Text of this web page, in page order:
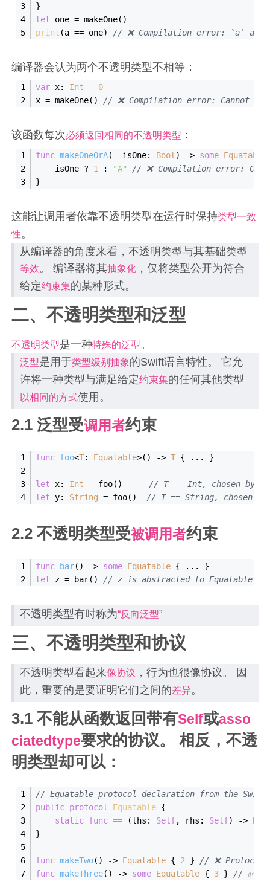
}
let one = makeOne()
print (a == one) // ❌ Compilation error: `a` and
编译器会认为两个不透明类型不相等：
var x: Int = 0
x = makeOne() // ❌ Compilation error: Cannot
该函数每次必须返回相同的不透明类型 ：
func makeOneOrA( isOne: Bool ) -> some Equatable
    isOne
? 1 : "A"
// ❌ Compilation error:
}
这能让调用者依靠不透明类型在运行时保持类型一致
性。
从编译器的角度来看，不透明类型与其基础类型
等效。 编译器将其抽象化 ，仅将类型公开为符合
给定约束集的某种形式。
二、不透明类型和泛型
不透明类型是一种特殊的泛型。
泛型是用于类型级别抽象的Swift语言特性。 它允
许将一种类型与满足给定约束集的任何其他类型
以相同的方式使用。
2.1 泛型受调用者约束
func foo<T: Equatable>() -> T { ... }
let x: Int = foo() // T == Int, chosen by
let y: String = foo() // T == String, chosen
2.2 不透明类型受被调用者约束
func bar() -> some Equatable { ...
}
let z = bar() // z is abstracted to Equatable.
不透明类型有时称为“反向泛型”
三、不透明类型和协议
不透明类型看起来像协议 ，行为也很像协议。 因
此，重要的是要证明它们之间的差异。
3.1 不能从函数返回带有Self或asso
ciatedtype要求的协议。 相反，不透
明类型却可以：
// Equatable protocol declaration from the
public protocol Equatable {
static func == (lhs : Self, rhs : Self) ->
}
func makeTwo() -> Equatable { 2 } // ❌ Protocol
func makeThree() -> some Equatable { 3 } // ✅